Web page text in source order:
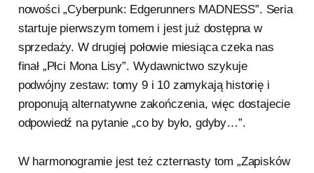
nowości „Cyberpunk: Edgerunners MADNESS”. Seria
startuje pierwszym tomem i jest już dostępna w
sprzedaży. W drugiej połowie miesiąca czeka nas
finał „Płci Mona Lisy”. Wydawnictwo szykuje
podwójny zestaw: tomy 9 i 10 zamykają historię i
proponują alternatywne zakończenia, więc dostajecie
odpowiedź na pytanie „co by było, gdyby…”.
W harmonogramie jest też czternasty tom „Zapisków